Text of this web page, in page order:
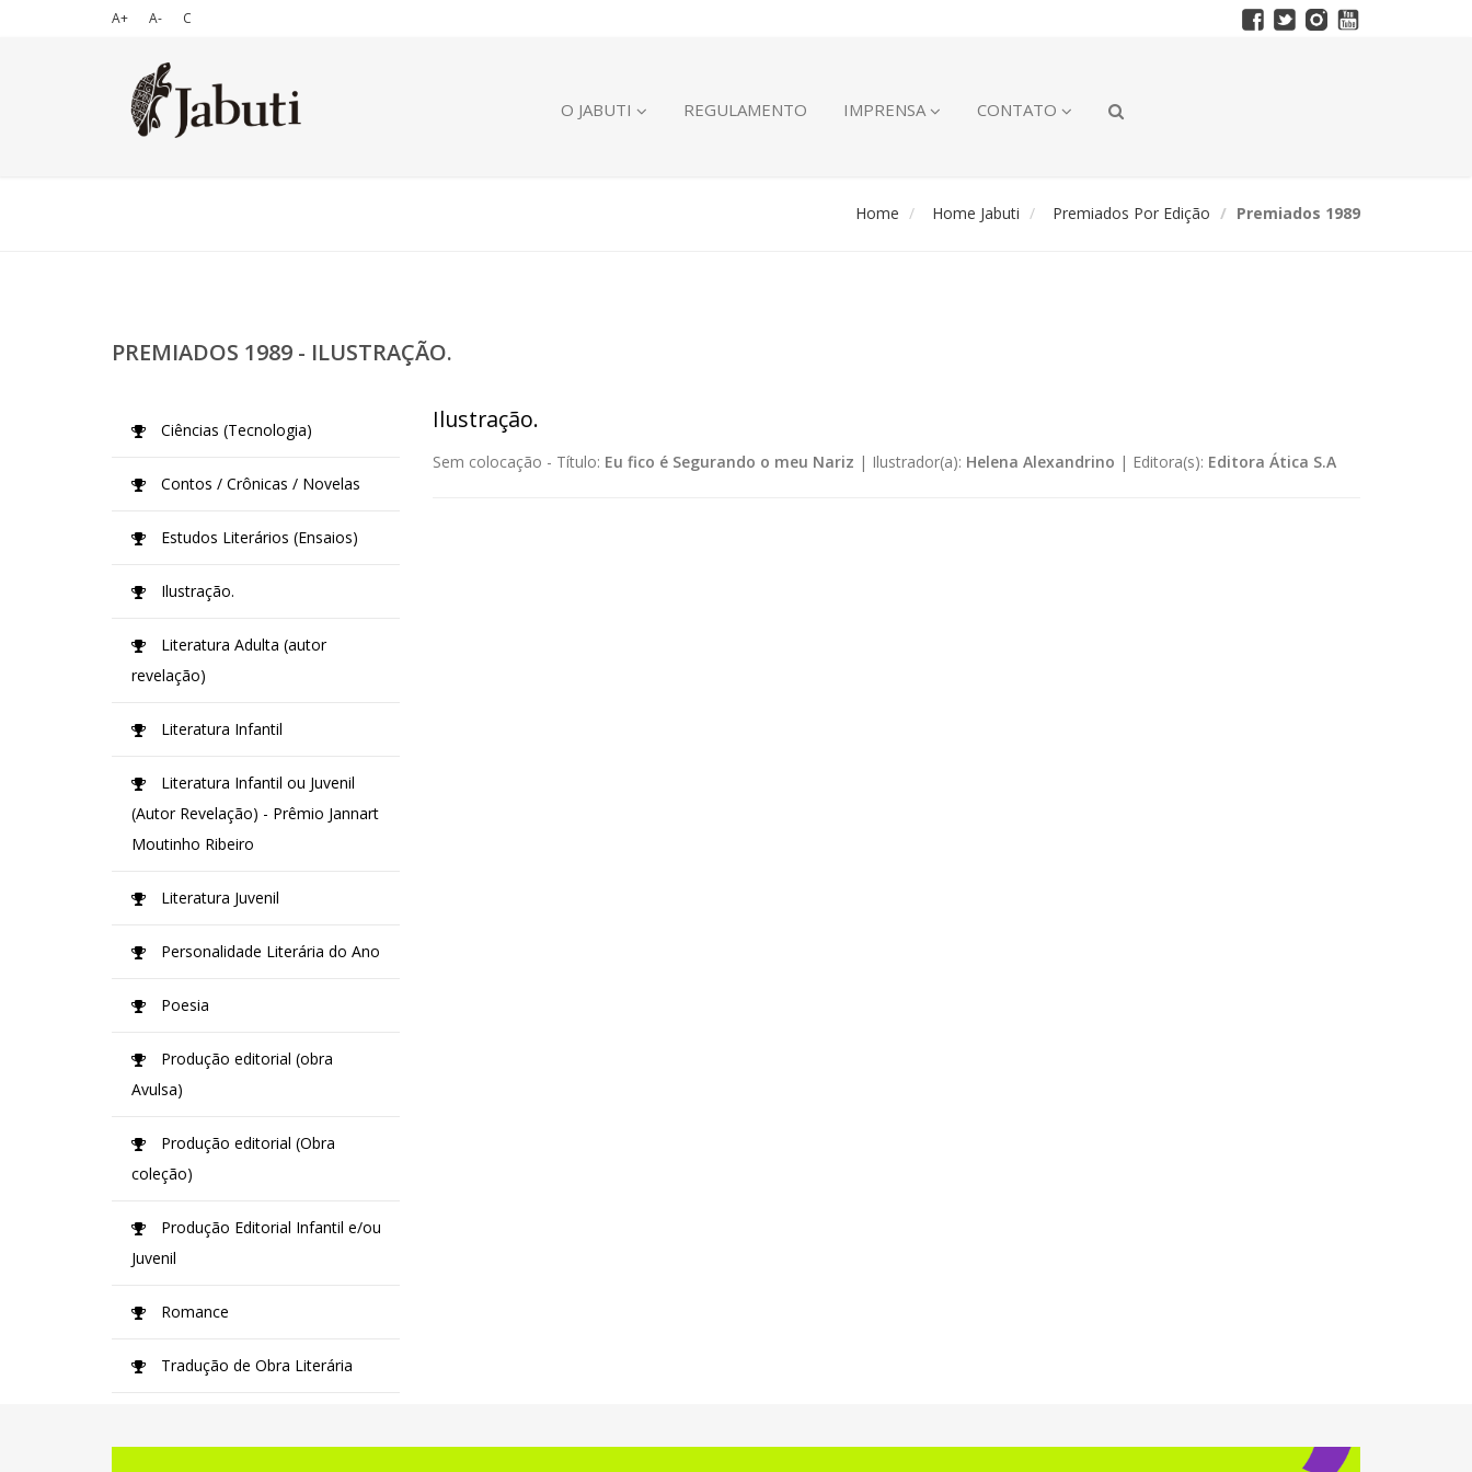
A+ A- C
O JABUTI REGULAMENTO IMPRENSA CONTATO
Home Home Jabuti Premiados Por Edição Premiados 1989
PREMIADOS 1989 - ILUSTRAÇÃO.
Ilustração.
Sem colocação - Título: Eu fico é Segurando o meu Nariz | Ilustrador(a): Helena Alexandrino | Editora(s): Editora Ática S.A
Ciências (Tecnologia)
Contos / Crônicas / Novelas
Estudos Literários (Ensaios)
Ilustração.
Literatura Adulta (autor
revelação)
Literatura Infantil
Literatura Infantil ou Juvenil
(Autor Revelação) - Prêmio Jannart
Moutinho Ribeiro
Literatura Juvenil
Personalidade Literária do Ano
Poesia
Produção editorial (obra
Avulsa)
Produção editorial (Obra
coleção)
Produção Editorial Infantil e/ou
Juvenil
Romance
Tradução de Obra Literária